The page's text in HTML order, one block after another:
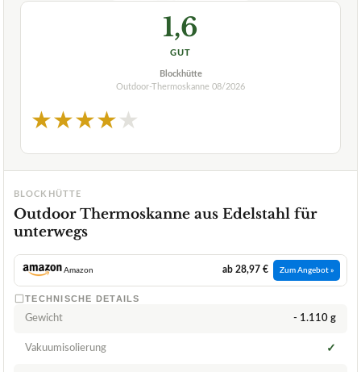
1,6
GUT
Blockhütte
Outdoor-Thermoskanne 08/2026
★★★★★
BLOCKHÜTTE
Outdoor Thermoskanne aus Edelstahl für
unterwegs
Amazon ab 28,97 € Zum Angebot »
TECHNISCHE DETAILS
Gewicht - 1.110 g
Vakuumisolierung ✓